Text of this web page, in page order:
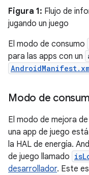
Figura 1: Flujo de
jugando un juego
El modo de consumo
para las apps con un
Modo de
El modo de mejora
una app de juego
la HAL de energía.
de juego llamado
desarrollador. Este